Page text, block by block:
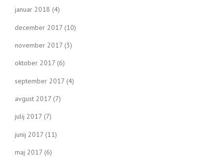
januar 2018 (4)
december 2017 (10)
november 2017 (3)
oktober 2017 (6)
september 2017 (4)
avgust 2017 (7)
julij 2017 (7)
junij 2017 (11)
maj 2017 (6)